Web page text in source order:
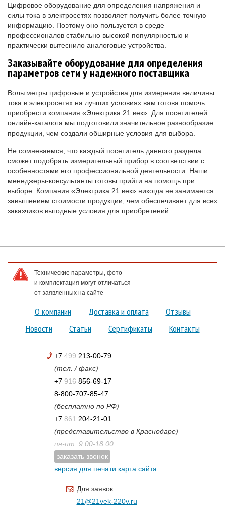
Цифровое оборудование для определения напряжения и
силы тока в электросетях позволяет получить более точную
информацию. Поэтому оно пользуется в среде
профессионалов стабильно высокой популярностью и
практически вытеснило аналоговые устройства.
Заказывайте оборудование для определения
параметров сети у надежного поставщика
Вольтметры цифровые и устройства для измерения величины
тока в электросетях на лучших условиях вам готова помочь
приобрести компания «Электрика 21 век». Для посетителей
онлайн-каталога мы подготовили значительное разнообразие
продукции, чем создали обширные условия для выбора.
Не сомневаемся, что каждый посетитель данного раздела
сможет подобрать измерительный прибор в соответствии с
особенностями его профессиональной деятельности. Наши
менеджеры-консультанты готовы прийти на помощь при
выборе. Компания «Электрика 21 век» никогда не занимается
завышением стоимости продукции, чем обеспечивает для всех
заказчиков выгодные условия для приобретений.
Технические параметры, фото
и комплектация могут отличаться
от заявленных на сайте
О компании Доставка и оплата
Отзывы
Новости
Статьи Сертификаты Контакты
+7 499 213-00-79
(тел. / факс)
+7 916 856-69-17
8-800-707-85-47
(бесплатно по РФ)
+7 861 204-21-01
(представительство в Краснодаре)
пн-пт. 9:00-18:00
заказать звонок
версия для печати карта сайта
Для заявок:
21@21vek-220v.ru